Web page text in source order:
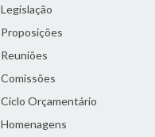
Legislação
Proposições
Reuniões
Comissões
Ciclo Orçamentário
Homenagens